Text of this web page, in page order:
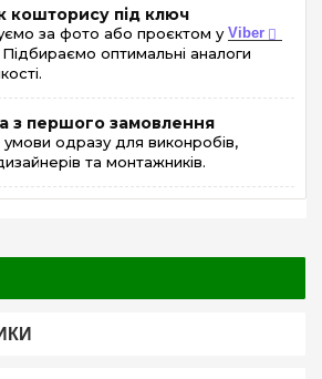
кошторису під ключ
за фото або проєктом у Viber
Підбираємо оптимальні аналоги
з першого замовлення
умови одразу для виконробів,
та монтажників.